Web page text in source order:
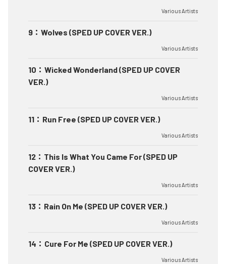
Various Artists
9 ： Wolves (SPED UP COVER VER.)
Various Artists
10 ： Wicked Wonderland (SPED UP COVER
VER.)
Various Artists
11 ： Run Free (SPED UP COVER VER.)
Various Artists
12 ： This Is What You Came For (SPED UP
COVER VER.)
Various Artists
13 ： Rain On Me (SPED UP COVER VER.)
Various Artists
14 ： Cure For Me (SPED UP COVER VER.)
Various Artists